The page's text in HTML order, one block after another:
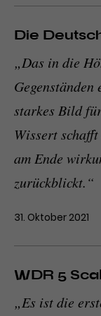
Die
„Das in die
starkes Bild
Wissert
am Ende
zurückblickt.“
31. Oktober 2021
WDR 5
„Es ist die